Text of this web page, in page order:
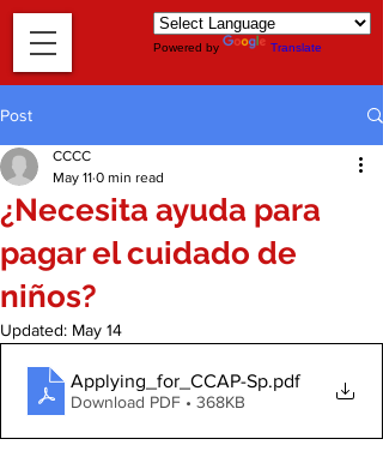
Powered by Translate
Post
¿Necesita ayuda para
pagar el cuidado de
niños?
CCCC
May 11 0 min read
Updated: May 14
Applying_for_CCAP-Sp.pdf
Download PDF • 368KB